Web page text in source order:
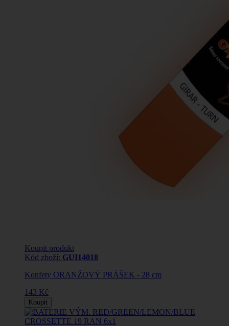
Koupit produkt
Kód zboží: GUI14018
Konfety ORANŽOVÝ PRÁŠEK - 28 cm
143 Kč
Koupit